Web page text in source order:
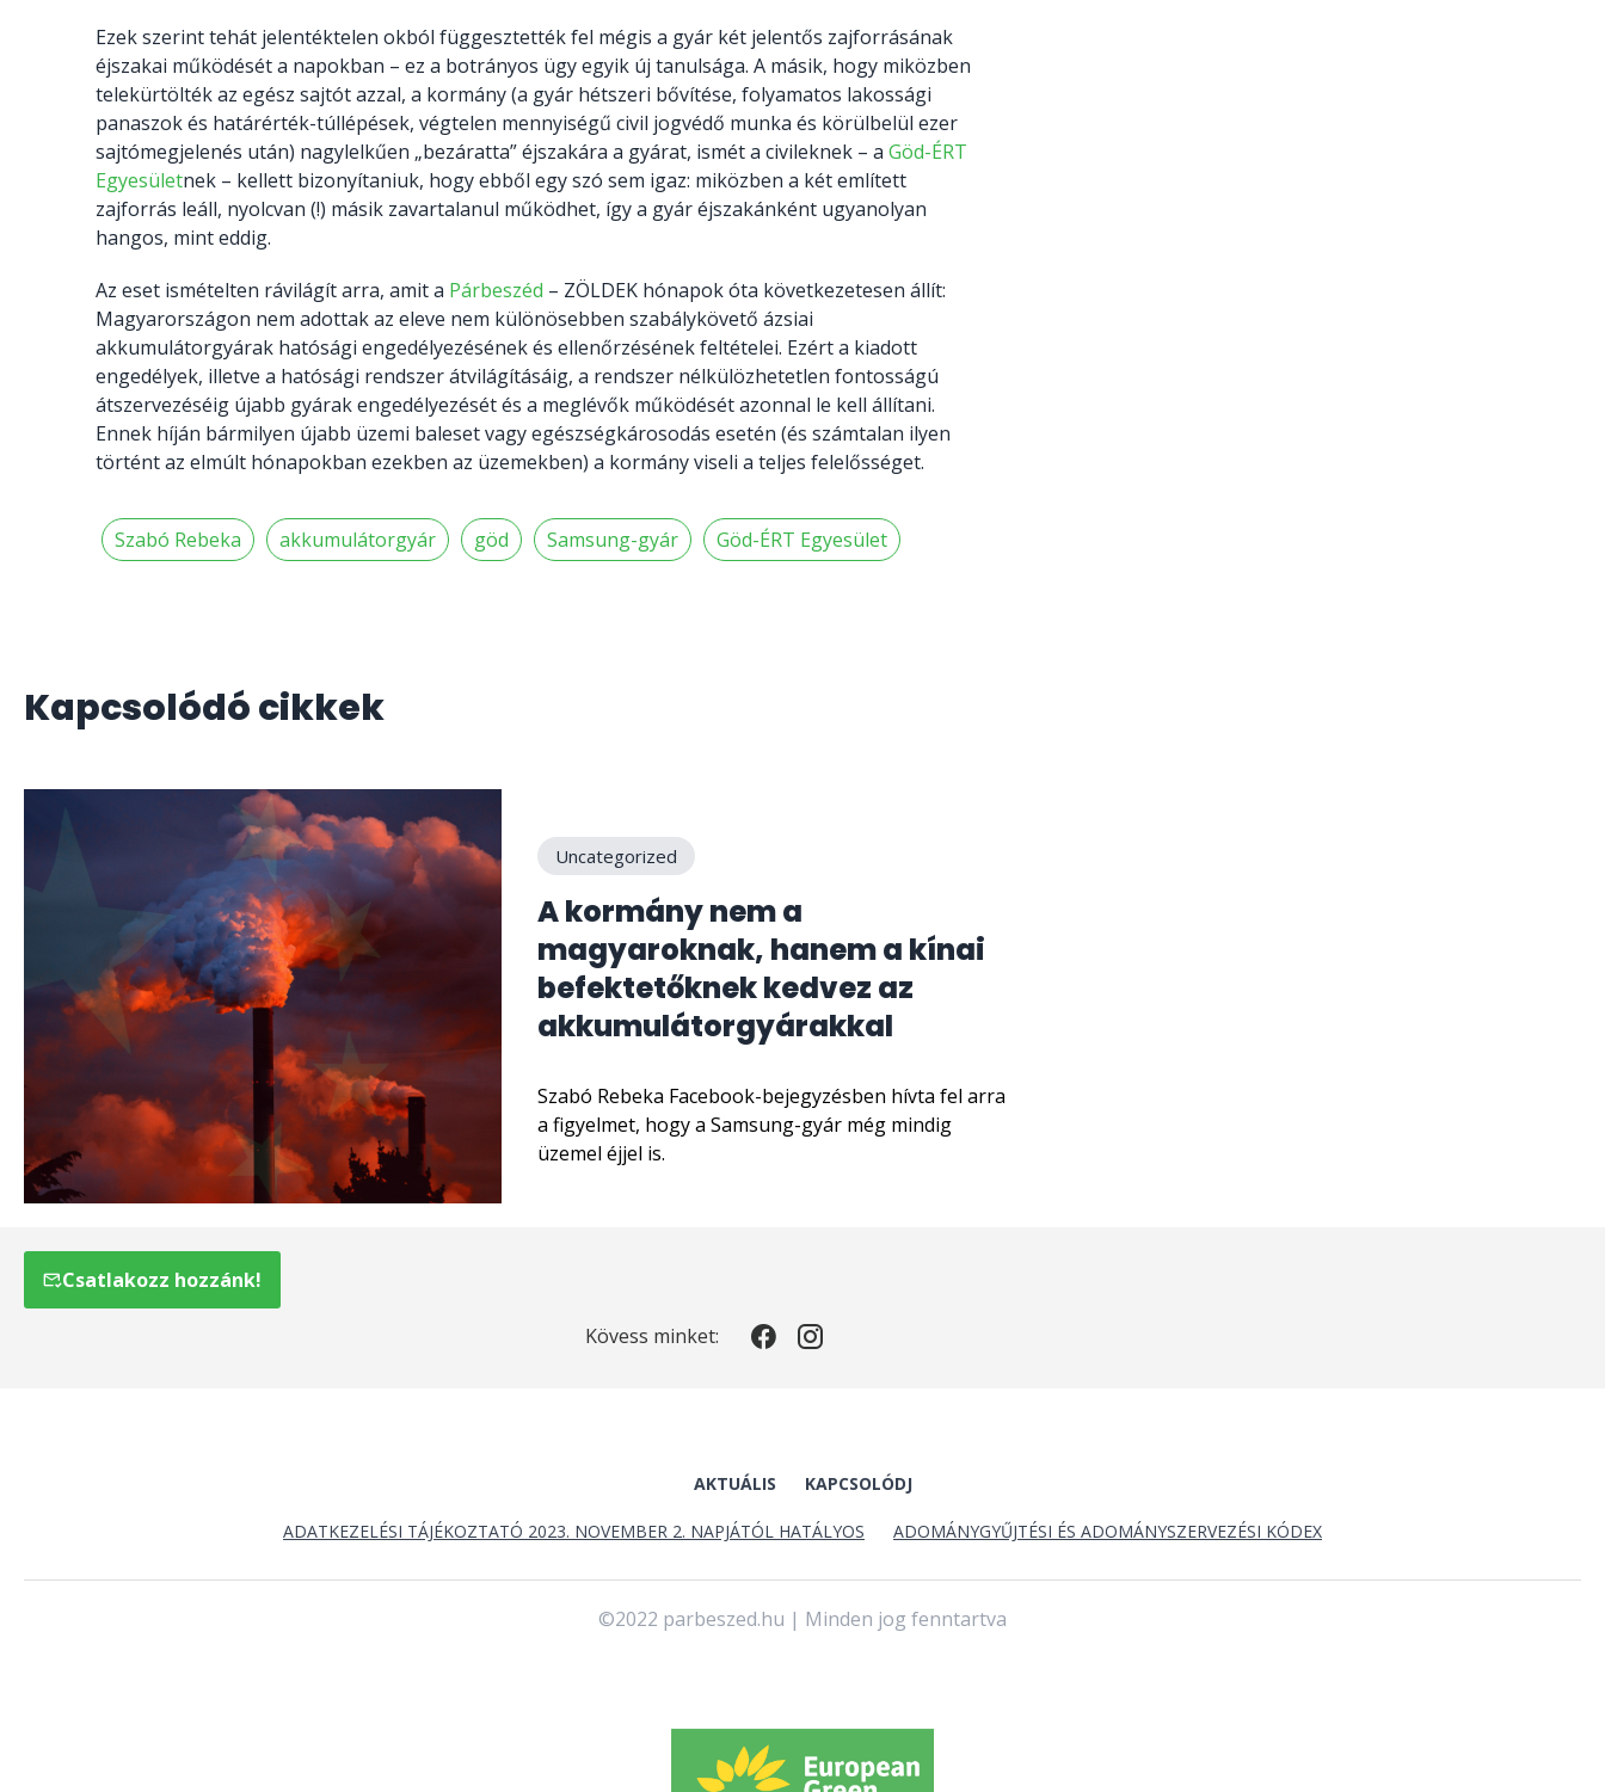
Ezek szerint tehát jelentéktelen okból függesztették fel mégis a gyár két jelentős zajforrásának
éjszakai működését a napokban – ez a botrányos ügy egyik új tanulsága. A másik, hogy miközben
telekürtölték az egész sajtót azzal, a kormány (a gyár hétszeri bővítése, folyamatos lakossági
panaszok és határérték-túllépések, végtelen mennyiségű civil jogvédő munka és körülbelül ezer
sajtómegjelenés után) nagylelkűen „bezáratta” éjszakára a gyárat, ismét a civileknek – a Göd-ÉRT
Egyesületnek – kellett bizonyítaniuk, hogy ebből egy szó sem igaz: miközben a két említett
zajforrás leáll, nyolcvan (!) másik zavartalanul működhet, így a gyár éjszakánként ugyanolyan
hangos, mint eddig.
Az eset ismételten rávilágít arra, amit a Párbeszéd – ZÖLDEK hónapok óta következetesen állít:
Magyarországon nem adottak az eleve nem különösebben szabálykövető ázsiai
akkumulátorgyárak hatósági engedélyezésének és ellenőrzésének feltételei. Ezért a kiadott
engedélyek, illetve a hatósági rendszer átvilágításáig, a rendszer nélkülözhetetlen fontosságú
átszervezéséig újabb gyárak engedélyezését és a meglévők működését azonnal le kell állítani.
Ennek híján bármilyen újabb üzemi baleset vagy egészségkárosodás esetén (és számtalan ilyen
történt az elmúlt hónapokban ezekben az üzemekben) a kormány viseli a teljes felelősséget.
Szabó Rebeka akkumulátorgyár göd Samsung-gyár Göd-ÉRT Egyesület
Kapcsolódó cikkek
Uncategorized
A kormány nem a
magyaroknak, hanem a kínai
befektetőknek kedvez az
akkumulátorgyárakkal
Szabó Rebeka Facebook-bejegyzésben hívta fel arra
a figyelmet, hogy a Samsung-gyár még mindig
üzemel éjjel is.
Csatlakozz hozzánk!
Kövess minket:
AKTUÁLIS KAPCSOLÓDJ
ADATKEZELÉSI TÁJÉKOZTATÓ 2023. NOVEMBER 2. NAPJÁTÓL HATÁLYOS ADOMÁNYGYŰJTÉSI ÉS ADOMÁNYSZERVEZÉSI KÓDEX
©2022 parbeszed.hu | Minden jog fenntartva